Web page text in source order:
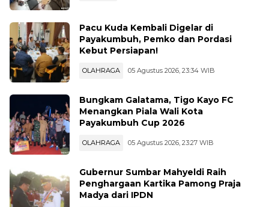
Pacu Kuda Kembali Digelar di
Payakumbuh, Pemko dan Pordasi
Kebut Persiapan!
OLAHRAGA 05 Agustus 2026, 23:34 WIB
Bungkam Galatama, Tigo Kayo FC
Menangkan Piala Wali Kota
Payakumbuh Cup 2026
OLAHRAGA 05 Agustus 2026, 23:27 WIB
Gubernur Sumbar Mahyeldi Raih
Penghargaan Kartika Pamong Praja
Madya dari IPDN